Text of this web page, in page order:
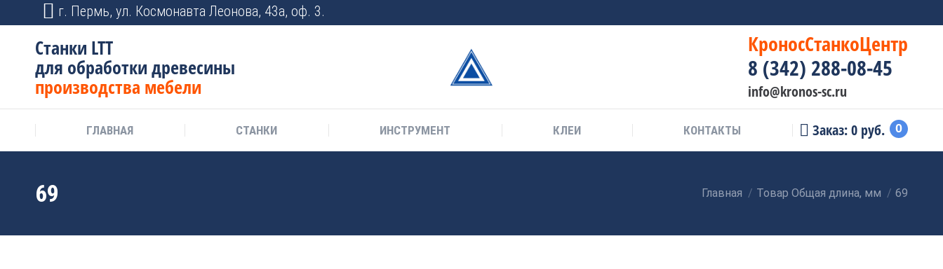
г. Пермь, ул. Космонавта Леонова, 43а, оф. 3.
Станки LTT
для обработки древесины
производства мебели
КроносСтанкоЦентр
8 (342) 288-08-45
info@kronos-sc.ru
ГЛАВНАЯ СТАНКИ ИНСТРУМЕНТ КЛЕИ КОНТАКТЫ Заказ:0 руб. 0
69 Вы здесь:
Главная Товар Общая длина, мм 69